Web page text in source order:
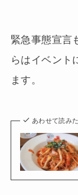
緊急事態宣言
らはイベント
ます。
あわせて読み